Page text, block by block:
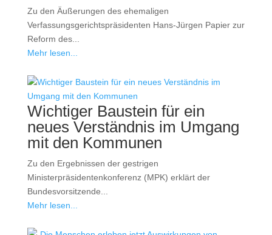
Zu den Äußerungen des ehemaligen
Verfassungsgerichtspräsidenten Hans-Jürgen Papier zur
Reform des...
Mehr lesen...
Wichtiger Baustein für ein
neues Verständnis im Umgang
mit den Kommunen
Zu den Ergebnissen der gestrigen
Ministerpräsidentenkonferenz (MPK) erklärt der
Bundesvorsitzende...
Mehr lesen...